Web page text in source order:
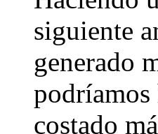
siguiente
generado
podríamos
costado